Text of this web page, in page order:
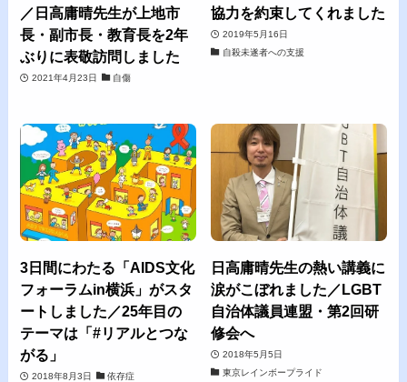
／日高庸晴先生が上地市
長・副市長・教育長を2年
ぶりに表敬訪問しました
2021年4月23日 自傷
協力を約束してくれました
2019年5月16日
自殺未遂者への支援
3日間にわたる「AIDS文化
フォーラムin横浜」がスタ
ートしました／25年目の
テーマは「#リアルとつな
がる」
2018年8月3日 依存症
日高庸晴先生の熱い講義に
涙がこぼれました／LGBT
自治体議員連盟・第2回研
修会へ
2018年5月5日
東京レインボープライド